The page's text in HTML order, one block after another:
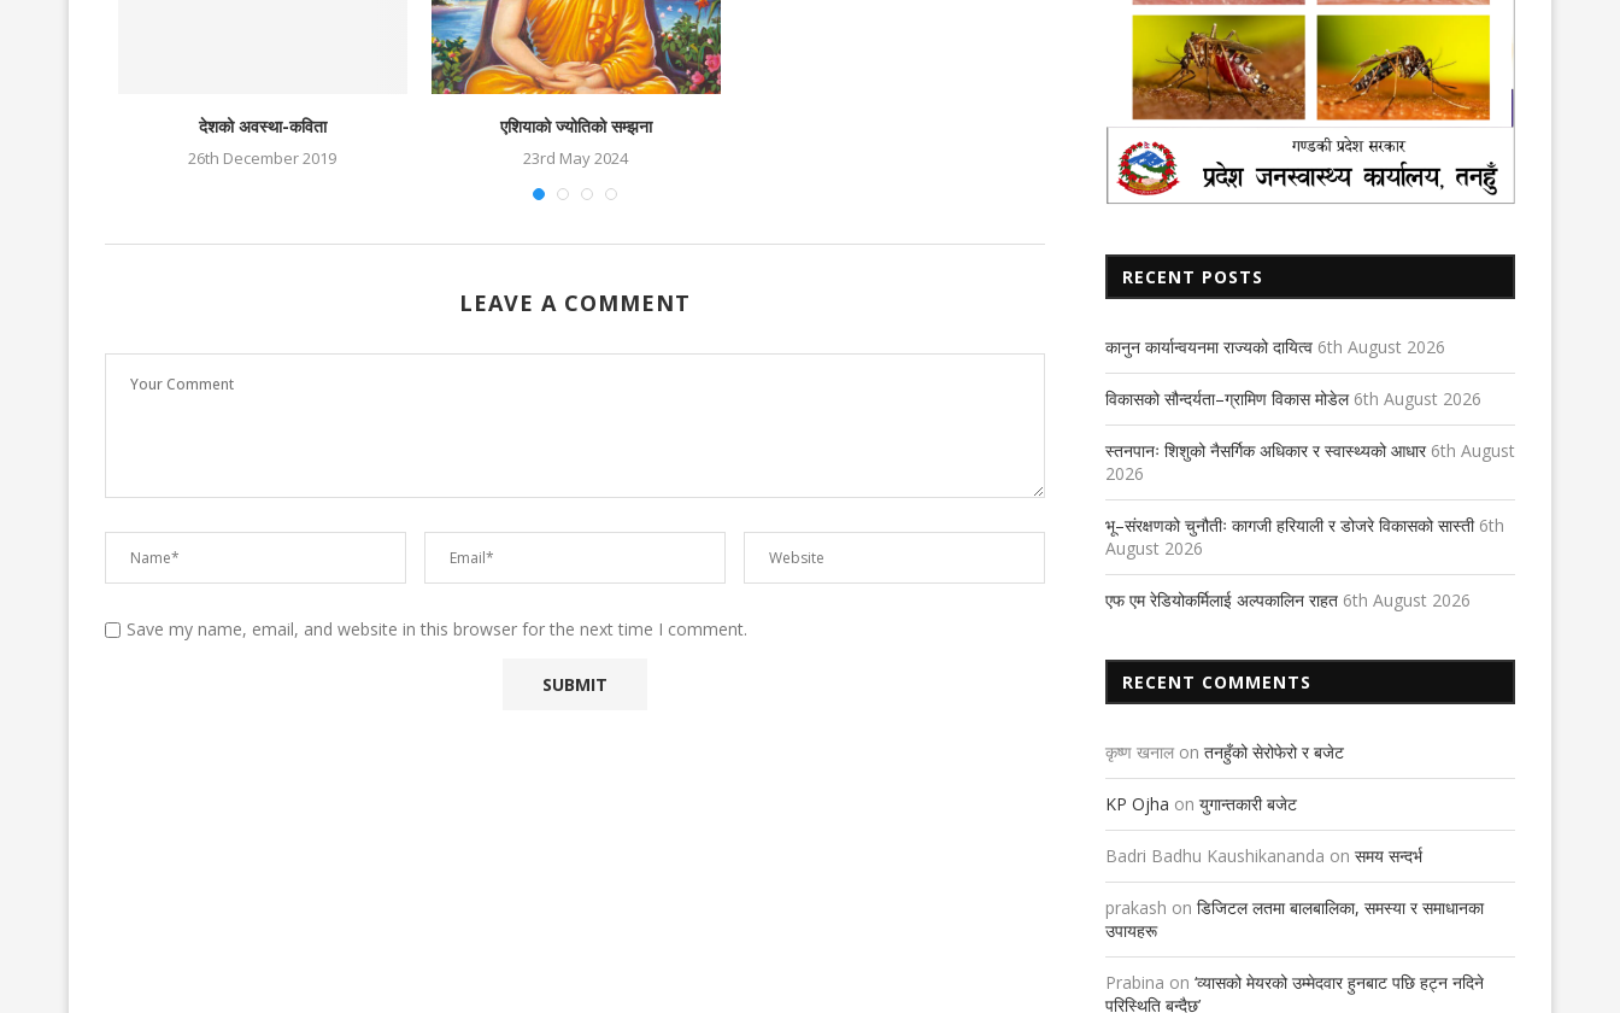
देशको अवस्था-कविता
26th December 2019
एशियाको ज्योतिको सम्झना
23rd May 2024
नारी
27th March 2020
हाम्रो घर
20th January 2022
LEAVE A COMMENT
Save my name, email, and website in this browser for the next time I comment.
RECENT POSTS
कानुन कार्यान्वयनमा राज्यको दायित्व 6th August 2026
विकासको सौन्दर्यता–ग्रामिण विकास मोडेल 6th August 2026
स्तनपानः शिशुको नैसर्गिक अधिकार र स्वास्थ्यको आधार 6th August
2026
भू–संरक्षणको चुनौतीः कागजी हरियाली र डोजरे विकासको सास्ती 6th
August 2026
एफ एम रेडियोकर्मिलाई अल्पकालिन राहत 6th August 2026
RECENT COMMENTS
कृष्ण खनाल on तनहुँको सेरोफेरो र बजेट
KP Ojha on युगान्तकारी बजेट
Badri Badhu Kaushikananda on समय सन्दर्भ
prakash on डिजिटल लतमा बालबालिका, समस्या र समाधानका
उपायहरू
Prabina on ‘व्यासको मेयरको उम्मेदवार हुनबाट पछि हट्न नदिने
परिस्थिति बन्दैछ’